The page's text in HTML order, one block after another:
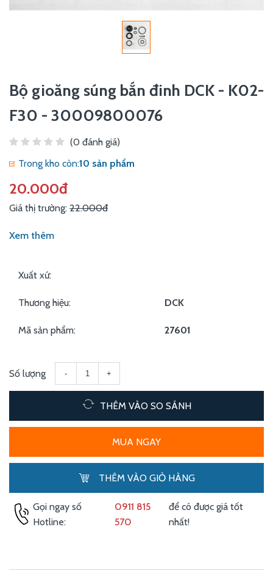
Bộ gioăng súng bắn đinh DCK - K02-
F30 - 30009800076
(0 đánh giá)
Trong kho còn:10 sản phẩm
20.000đ
Giá thị trường: 22.000đ
Xem thêm
Xuất xứ:
Thương hiệu: DCK
Mã sản phẩm: 27601
Số lượng - +
THÊM VÀO SO SÁNH
MUA NGAY
THÊM VÀO GIỎ HÀNG
Gọi ngay số
Hotline:
0911 815
570
để có được giá tốt
nhất!